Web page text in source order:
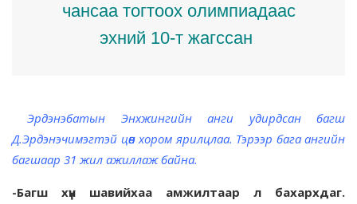
чансаа тогтоох олимпиадаас
эхний 10-т жагссан
Эрдэнэбатын Энхжингийн анги удирдсан багш
Д.Эрдэнэчимэгтэй цөөн хором ярилцлаа. Тэрээр бага ангийн
багшаар 31 жил ажиллаж байна.
-Багш хүн шавийхаа амжилтаар л бахархдаг.